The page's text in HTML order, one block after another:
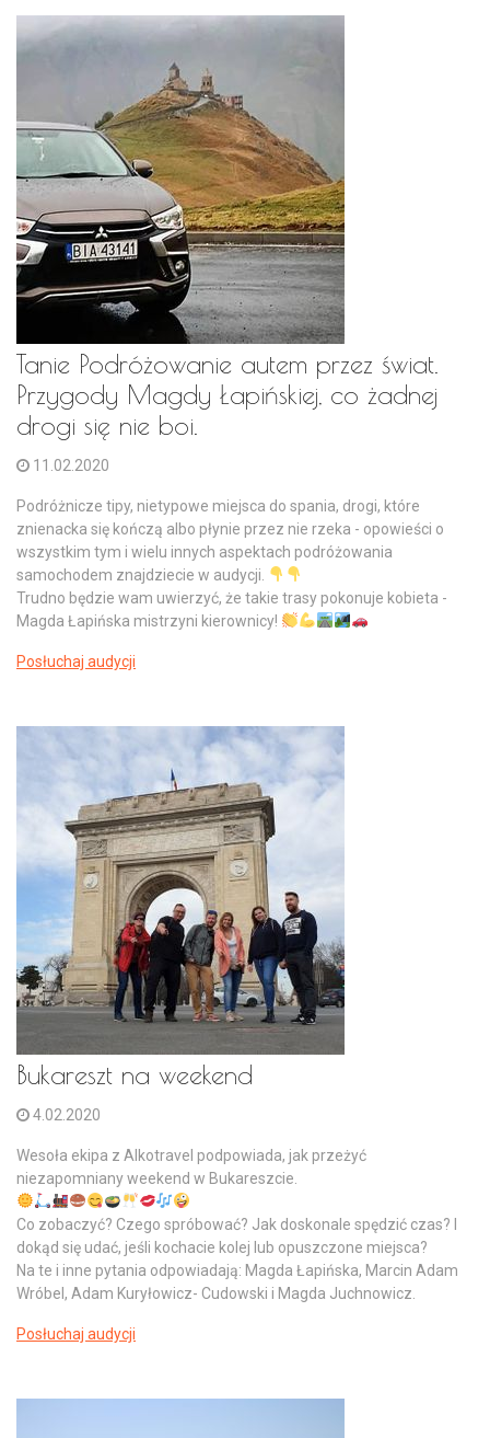
Tanie Podróżowanie autem przez świat.
Przygody Magdy Łapińskiej, co żadnej
drogi się nie boi.
11.02.2020
Podróżnicze tipy, nietypowe miejsca do spania, drogi, które
znienacka się kończą albo płynie przez nie rzeka - opowieści o
wszystkim tym i wielu innych aspektach podróżowania
samochodem znajdziecie w audycji.
Trudno będzie wam uwierzyć, że takie trasy pokonuje kobieta -
Magda Łapińska mistrzyni kierownicy!
Posłuchaj audycji
Bukareszt na weekend
4.02.2020
Wesoła ekipa z Alkotravel podpowiada, jak przeżyć
niezapomniany weekend w Bukareszcie.
Co zobaczyć? Czego spróbować? Jak doskonale spędzić czas? I
dokąd się udać, jeśli kochacie kolej lub opuszczone miejsca?
Na te i inne pytania odpowiadają: Magda Łapińska, Marcin Adam
Wróbel, Adam Kuryłowicz- Cudowski i Magda Juchnowicz.
Posłuchaj audycji